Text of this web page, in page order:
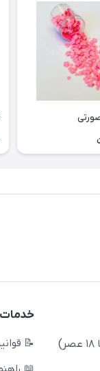
09133754672 (ساعات پاسخگویی ۸ صبح تا ۱۸ عصر)
📝